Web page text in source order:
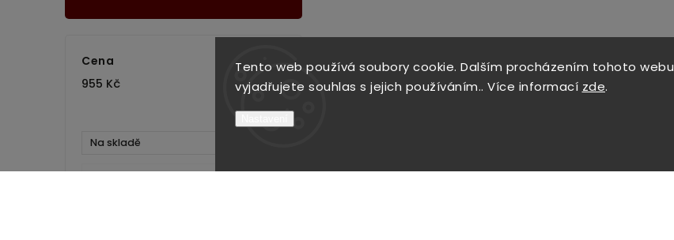
Tento web používá soubory cookie. Dalším procházením tohoto webu
vyjadřujete souhlas s jejich používáním.. Více informací zde.
Cena
955 Kč 956Kč
Na skladě
Akce 0